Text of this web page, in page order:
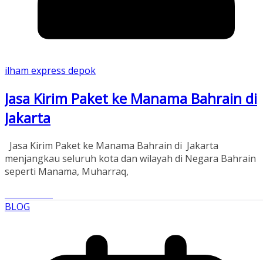
ilham express depok
Jasa Kirim Paket ke Manama Bahrain di
Jakarta
Jasa Kirim Paket ke Manama Bahrain di Jakarta
menjangkau seluruh kota dan wilayah di Negara Bahrain
seperti Manama, Muharraq,
BLOG